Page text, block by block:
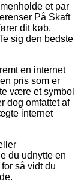
et par
På Skaft
dit køb,
sig den bedste
en internet
pris som er
være et symbol
dog omfattet af
internet
du udnytte en
så vidt du